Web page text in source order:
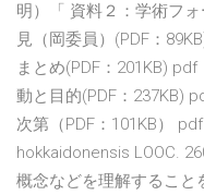
明）「 資料２：学術フ
見（岡委員）(PDF：
まとめ(PDF：201KB)
動と目的(PDF：237KB)
次第（PDF：101KB）
hokkaidonensis LOOC.
概念などを理解すること